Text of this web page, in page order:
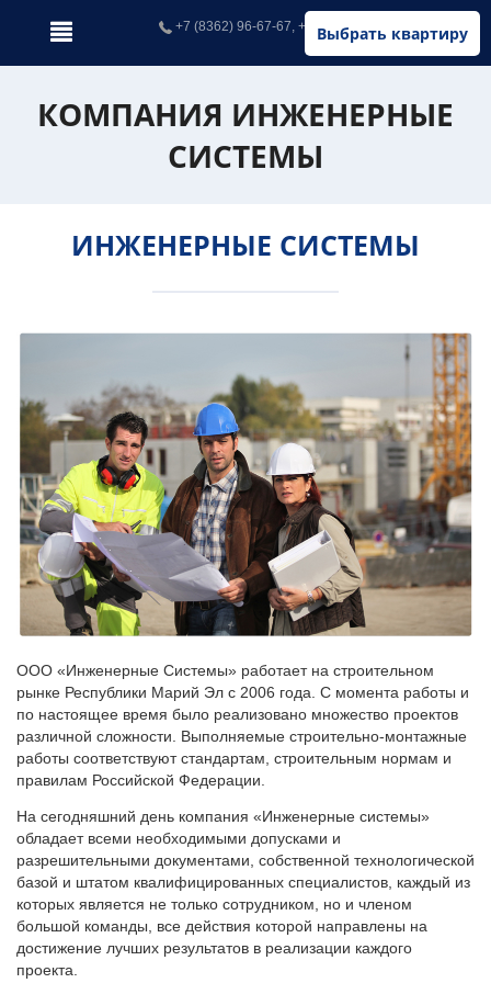
Выбрать квартиру
+7 (8362) 96-67-67, +7 (902) 326-67-67
КОМПАНИЯ ИНЖЕНЕРНЫЕ
СИСТЕМЫ
ИНЖЕНЕРНЫЕ СИСТЕМЫ
ООО «Инженерные Системы» работает на строительном
рынке Республики Марий Эл с 2006 года. С момента работы и
по настоящее время было реализовано множество проектов
различной сложности. Выполняемые строительно-монтажные
работы соответствуют стандартам, строительным нормам и
правилам Российской Федерации.
На сегодняшний день компания «Инженерные системы»
обладает всеми необходимыми допусками и
разрешительными документами, собственной технологической
базой и штатом квалифицированных специалистов, каждый из
которых является не только сотрудником, но и членом
большой команды, все действия которой направлены на
достижение лучших результатов в реализации каждого
проекта.